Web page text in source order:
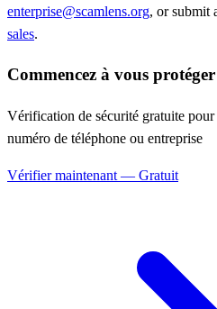
enterprise@scamlens.org, or submit
sales.
Commencez à vous protéger
Vérification de sécurité gratuite
numéro de téléphone ou entreprise
Vérifier maintenant — Gratuit